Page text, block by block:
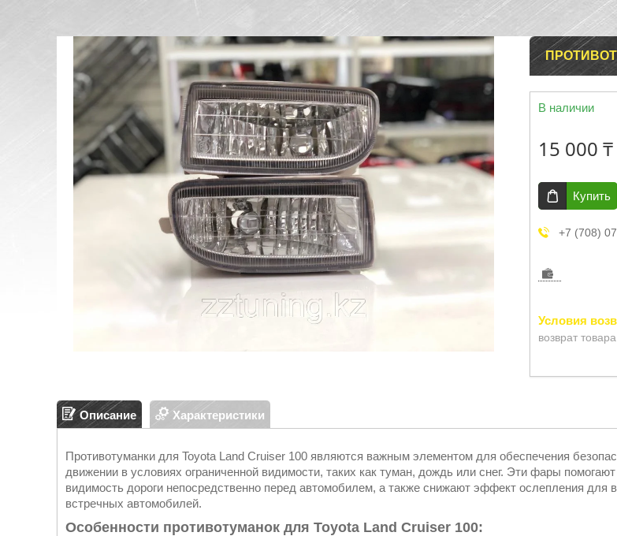
В наличии
15 000 ₸
Купить
+7 (708)
возврат
Описание Характеристики
Противотуманки для Toyota Land Cruiser 100 являются важным элементом для обеспечения
движении в условиях ограниченной видимости, таких как туман, дождь или снег. Эти фары
видимость дороги непосредственно перед автомобилем, а также снижают эффект ослепления для
встречных автомобилей.
Особенности противотуманок для Toyota Land Cruiser 100: